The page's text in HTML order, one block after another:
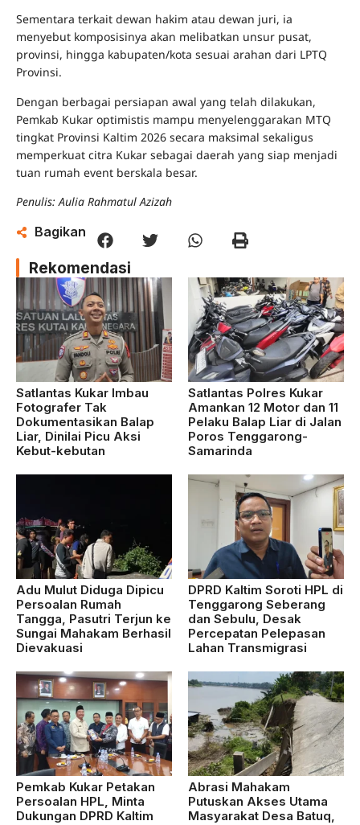
Sementara terkait dewan hakim atau dewan juri, ia
menyebut komposisinya akan melibatkan unsur pusat,
provinsi, hingga kabupaten/kota sesuai arahan dari LPTQ
Provinsi.
Dengan berbagai persiapan awal yang telah dilakukan,
Pemkab Kukar optimistis mampu menyelenggarakan MTQ
tingkat Provinsi Kaltim 2026 secara maksimal sekaligus
memperkuat citra Kukar sebagai daerah yang siap menjadi
tuan rumah event berskala besar.
Penulis: Aulia Rahmatul Azizah
Bagikan
Rekomendasi
Satlantas Kukar Imbau
Fotografer Tak
Dokumentasikan Balap
Liar, Dinilai Picu Aksi
Kebut-kebutan
Satlantas Polres Kukar
Amankan 12 Motor dan 11
Pelaku Balap Liar di Jalan
Poros Tenggarong-
Samarinda
Adu Mulut Diduga Dipicu
Persoalan Rumah
Tangga, Pasutri Terjun ke
Sungai Mahakam Berhasil
Dievakuasi
DPRD Kaltim Soroti HPL di
Tenggarong Seberang
dan Sebulu, Desak
Percepatan Pelepasan
Lahan Transmigrasi
Pemkab Kukar Petakan
Persoalan HPL, Minta
Dukungan DPRD Kaltim
Abrasi Mahakam
Putuskan Akses Utama
Masyarakat Desa Batuq,